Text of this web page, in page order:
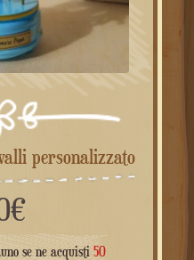
personalizzato
€
se ne acquisti 50